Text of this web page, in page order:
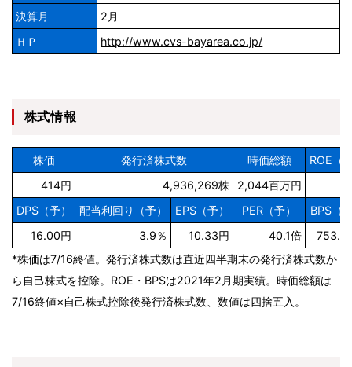
決算月
2月
ＨＰ
http://www.cvs-bayarea.co.jp/
株式情報
株価 発行済株式数 時価総額
ROE（
414円
4,936,269株
2,044百万円
DPS（予）
配当利回り（予） EPS（予） PER（予）
BPS（
16.00円
3.9％ 10.33円 40.1倍
*株価は7/16終値。発行済株式数は直近四半期末の発行済株式数か
ら自己株式を控除。ROE・BPSは2021年2月期実績。時価総額は
7/16終値×自己株式控除後発行済株式数、数値は四捨五入。